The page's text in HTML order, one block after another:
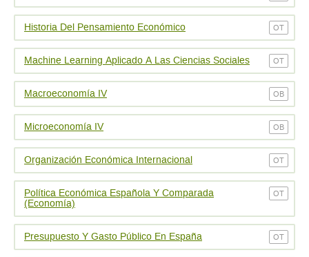
Historia Del Pensamiento Económico OT
Machine Learning Aplicado A Las Ciencias Sociales OT
Macroeconomí­a IV OB
Microeconomí­a IV OB
Organización Económica Internacional OT
Política Económica Española Y Comparada
(Economía)
OT
Presupuesto Y Gasto Público En España OT